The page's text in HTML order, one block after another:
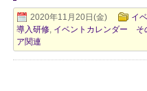
2020年11月20日(金)
イ
導入研修 イベントカレンダー そ
ア関連